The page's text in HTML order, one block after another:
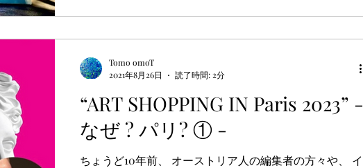
“ART SHOPPING IN Paris 2023” -
なぜ ? パリ? ① -
ちょうど10年前、 オーストリア人の編集者の方々や、 イ
Tomo omoT
2021年8月26日
読了時間: 2分